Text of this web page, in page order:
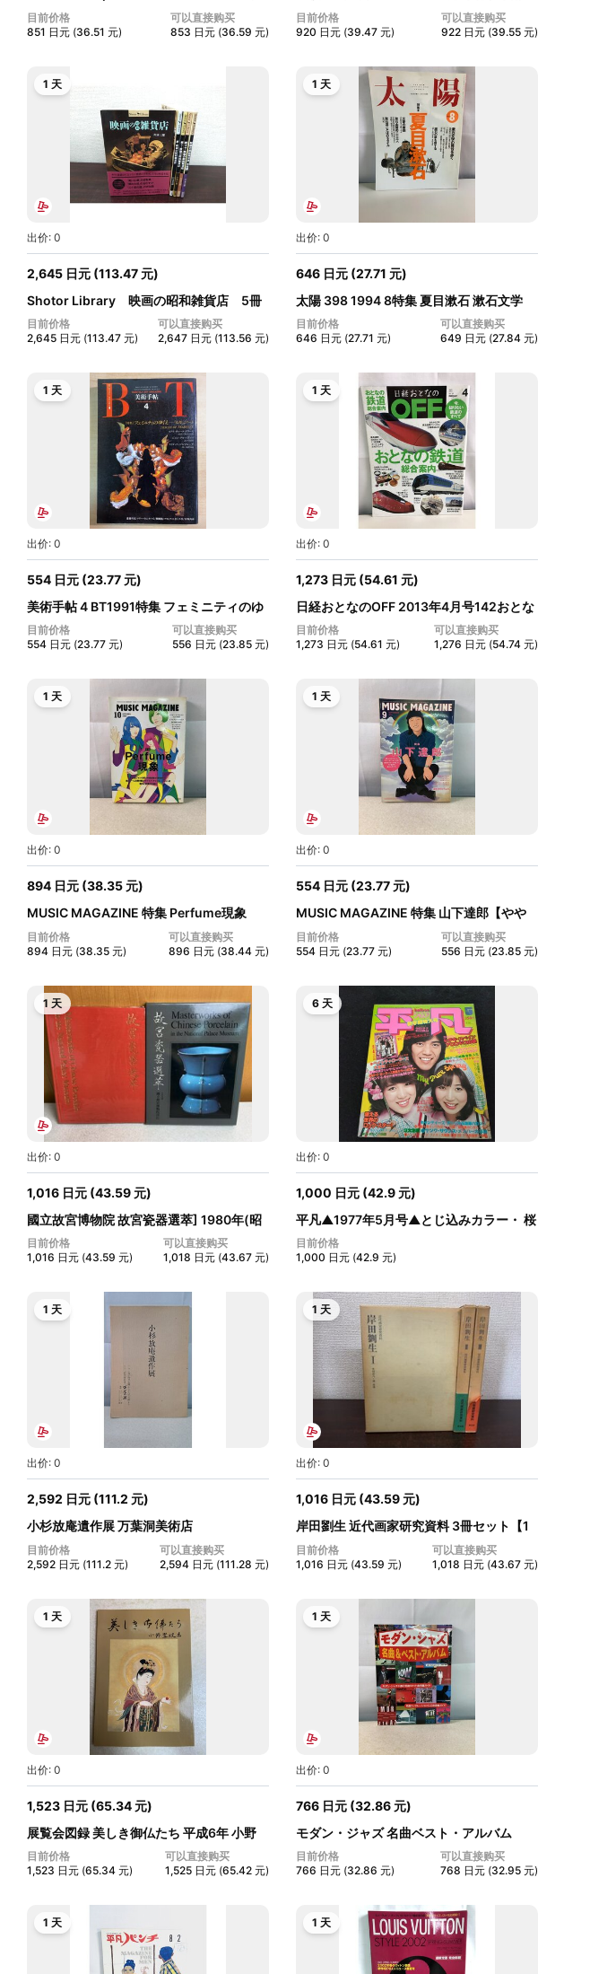
カラ...
目前价格
851 日元 (36.51 元)
可以直接购买
853 日元 (36.59 元)
目前价格
920 日元 (39.47 元)
可以直接购买
922 日元 (39.55 元)
1 天
出价: 0
2,645 日元 (113.47 元)
Shotor Library 映画の昭和雑貨店 5冊
セ...
目前价格
2,645 日元 (113.47 元)
可以直接购买
2,647 日元 (113.56 元)
1 天
出价: 0
646 日元 (27.71 元)
太陽 398 1994 8特集 夏目漱石 漱石文学
の...
目前价格
646 日元 (27.71 元)
可以直接购买
649 日元 (27.84 元)
1 天
出价: 0
554 日元 (23.77 元)
美術手帖 4 BT1991特集 フェミニティのゆ
く...
目前价格
554 日元 (23.77 元)
可以直接购买
556 日元 (23.85 元)
1 天
出价: 0
1,273 日元 (54.61 元)
日経おとなのOFF 2013年4月号142おとな
の鉄...
目前价格
1,273 日元 (54.61 元)
可以直接购买
1,276 日元 (54.74 元)
1 天
出价: 0
894 日元 (38.35 元)
MUSIC MAGAZINE 特集 Perfume現象
【ややタ...
目前价格
894 日元 (38.35 元)
可以直接购买
896 日元 (38.44 元)
1 天
出价: 0
554 日元 (23.77 元)
MUSIC MAGAZINE 特集 山下達郎【やや
タバコ...
目前价格
554 日元 (23.77 元)
可以直接购买
556 日元 (23.85 元)
1 天
出价: 0
1,016 日元 (43.59 元)
國立故宮博物院 故宮瓷器選萃] 1980年(昭
和...
目前价格
1,016 日元 (43.59 元)
可以直接购买
1,018 日元 (43.67 元)
6 天
出价: 0
1,000 日元 (42.9 元)
平凡▲1977年5月号▲とじ込みカラー・ 桜
田淳...
目前价格
1,000 日元 (42.9 元)
1 天
出价: 0
2,592 日元 (111.2 元)
小杉放庵遺作展 万葉洞美術店
目前价格
2,592 日元 (111.2 元)
可以直接购买
2,594 日元 (111.28 元)
1 天
出价: 0
1,016 日元 (43.59 元)
岸田劉生 近代画家研究資料 3冊セット【1
～...
目前价格
1,016 日元 (43.59 元)
可以直接购买
1,018 日元 (43.67 元)
1 天
出价: 0
1,523 日元 (65.34 元)
展覧会図録 美しき御仏たち 平成6年 小野
高...
目前价格
1,523 日元 (65.34 元)
可以直接购买
1,525 日元 (65.42 元)
1 天
出价: 0
766 日元 (32.86 元)
モダン・ジャズ 名曲ベスト・アルバム
166P...
目前价格
766 日元 (32.86 元)
可以直接购买
768 日元 (32.95 元)
1 天 1 天